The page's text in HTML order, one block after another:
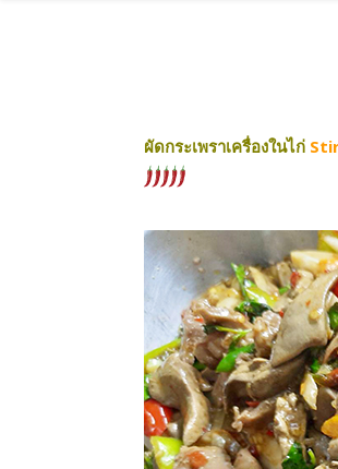
ผัดกระเพราเครื่องในไก่